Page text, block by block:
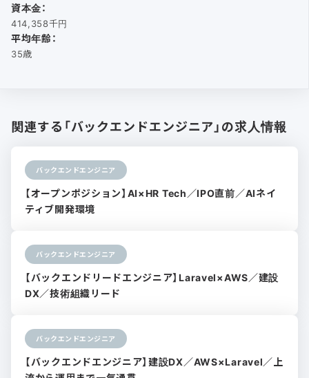
資本金：
414,358千円
平均年齢：
35歳
関連する「バックエンドエンジニア」の求人情報
バックエンドエンジニア
【オープンポジション】AI×HR Tech／IPO直前／AIネイ
ティブ開発環境
バックエンドエンジニア
【バックエンドリードエンジニア】Laravel×AWS／建設
DX／技術組織リード
バックエンドエンジニア
【バックエンドエンジニア】建設DX／AWS×Laravel／上